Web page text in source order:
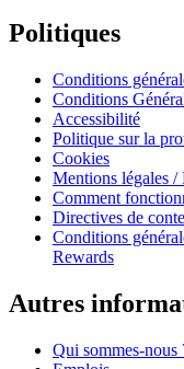
Politiques
Conditions
Conditions
Accessibilité
Politique sur la
Cookies
Mentions légales /
Comment
Directives de
Conditions
Rewards
Autres
Qui sommes-nous